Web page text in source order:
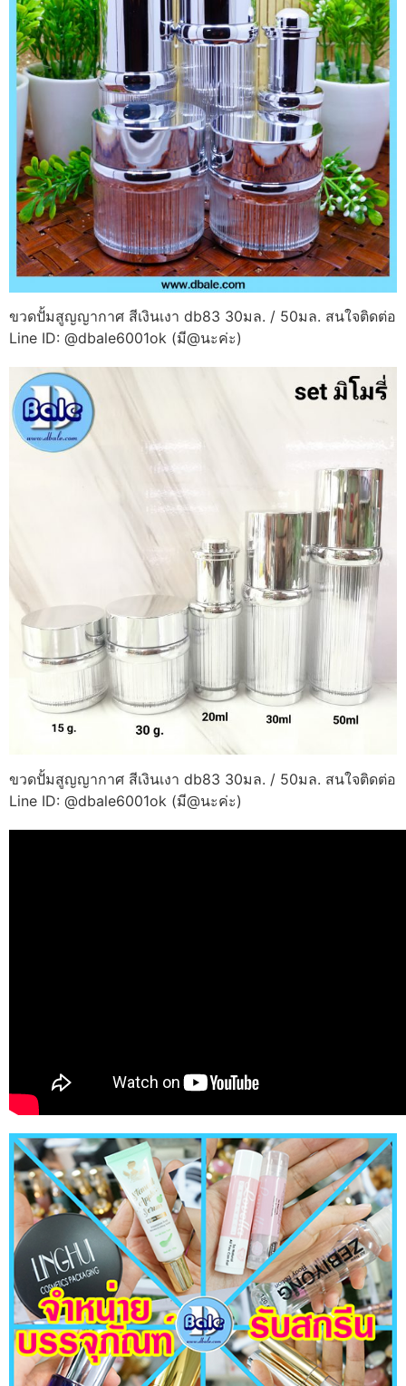
ขวดปั้มสูญญากาศ สีเงินเงา db83 30มล. / 50มล. สนใจติดต่อ
Line ID: @dbale6001ok (มี@นะค่ะ)
ขวดปั้มสูญญากาศ สีเงินเงา db83 30มล. / 50มล. สนใจติดต่อ
Line ID: @dbale6001ok (มี@นะค่ะ)